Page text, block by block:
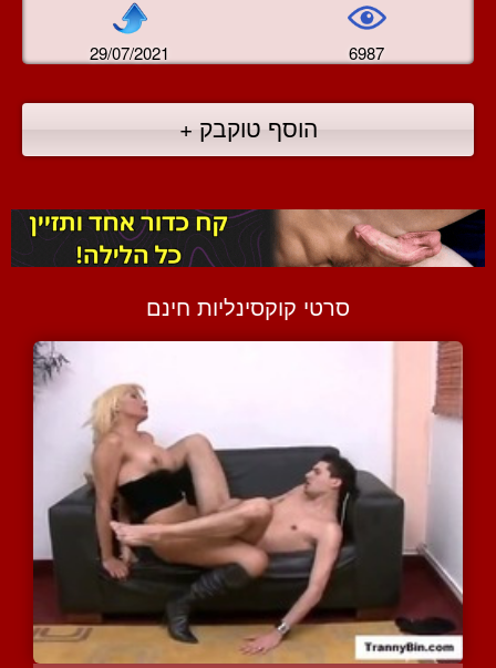
29/07/2021 6987
הוסף טוקבק +
סרטי קוקסינליות חינם